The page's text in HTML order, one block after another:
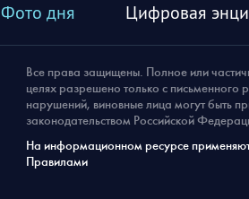
Фото дня Цифровая
Все права защищены. Полное или
целях разрешено только с
нарушений, виновные лица могут быть
законодательством Российской
На информационном ресурсе
Правилами